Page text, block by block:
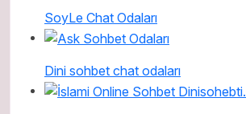
SoyLe Chat Odaları
Dini sohbet chat odaları